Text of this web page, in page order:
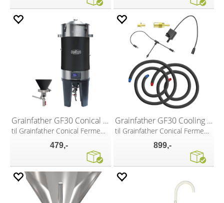
Grainfather GF30 Conical Coat
til Grainfather Conical Fermenter
479,-
Grainfather GF30 Cooling Pump Kit
til Grainfather Conical Fermenter
899,-